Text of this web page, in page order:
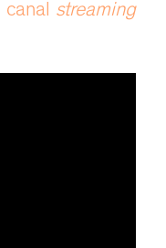
canal streaming